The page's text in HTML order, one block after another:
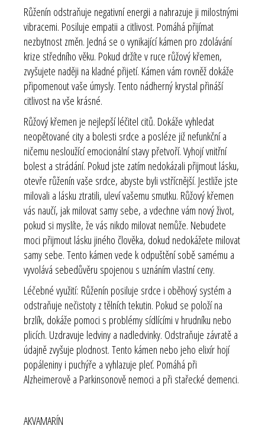
Růženín odstraňuje negativní energii a nahrazuje ji milostnými
vibracemi. Posiluje empatii a citlivost. Pomáhá přijímat
nezbytnost změn. Jedná se o vynikající kámen pro zdolávání
krize středního věku. Pokud držíte v ruce růžový křemen,
zvyšujete naději na kladné přijetí. Kámen vám rovněž dokáže
připomenout vaše úmysly. Tento nádherný krystal přináší
citlivost na vše krásné.
Růžový křemen je nejlepší léčitel citů. Dokáže vyhledat
neopětované city a bolesti srdce a posléze již nefunkční a
ničemu nesloužící emocionální stavy přetvoří. Vyhojí vnitřní
bolest a strádání. Pokud jste zatím nedokázali přijmout lásku,
otevře růženín vaše srdce, abyste byli vstřícnější. Jestliže jste
milovali a lásku ztratili, uleví vašemu smutku. Růžový křemen
vás naučí, jak milovat samy sebe, a vdechne vám nový život,
pokud si myslíte, že vás nikdo milovat nemůže. Nebudete
moci přijmout lásku jiného člověka, dokud nedokážete milovat
samy sebe. Tento kámen vede k odpuštění sobě samému a
vyvolává sebedůvěru spojenou s uznáním vlastní ceny.
Léčebné využití: Růženín posiluje srdce i oběhový systém a
odstraňuje nečistoty z tělních tekutin. Pokud se položí na
brzlík, dokáže pomoci s problémy sídlícími v hrudníku nebo
plicích. Uzdravuje ledviny a nadledvinky. Odstraňuje závratě a
údajně zvyšuje plodnost. Tento kámen nebo jeho elixír hojí
popáleniny i puchýře a vyhlazuje pleť. Pomáhá při
Alzheimerově a Parkinsonově nemoci a při stařecké demenci.
AKVAMARÍN